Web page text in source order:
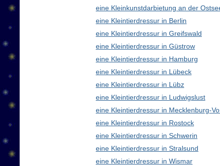
eine Kleinkunstdarbietung an der
eine Kleintierdressur in Berlin
eine Kleintierdressur in Greifswald
eine Kleintierdressur in Güstrow
eine Kleintierdressur in Hamburg
eine Kleintierdressur in Lübeck
eine Kleintierdressur in Lübz
eine Kleintierdressur in Ludwigslust
eine Kleintierdressur in Mecklenburg-
eine Kleintierdressur in Rostock
eine Kleintierdressur in Schwerin
eine Kleintierdressur in Stralsund
eine Kleintierdressur in Wismar